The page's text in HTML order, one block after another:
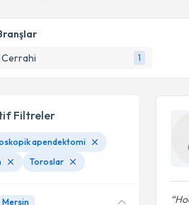
1
Filtreler
apendektomi
Toroslar
Mersin